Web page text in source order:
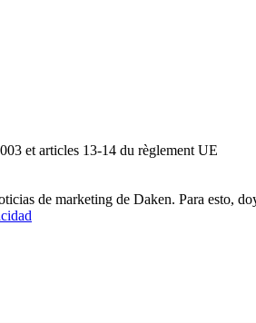
et articles 13-14 du règlement UE
de marketing de Daken. Para esto,